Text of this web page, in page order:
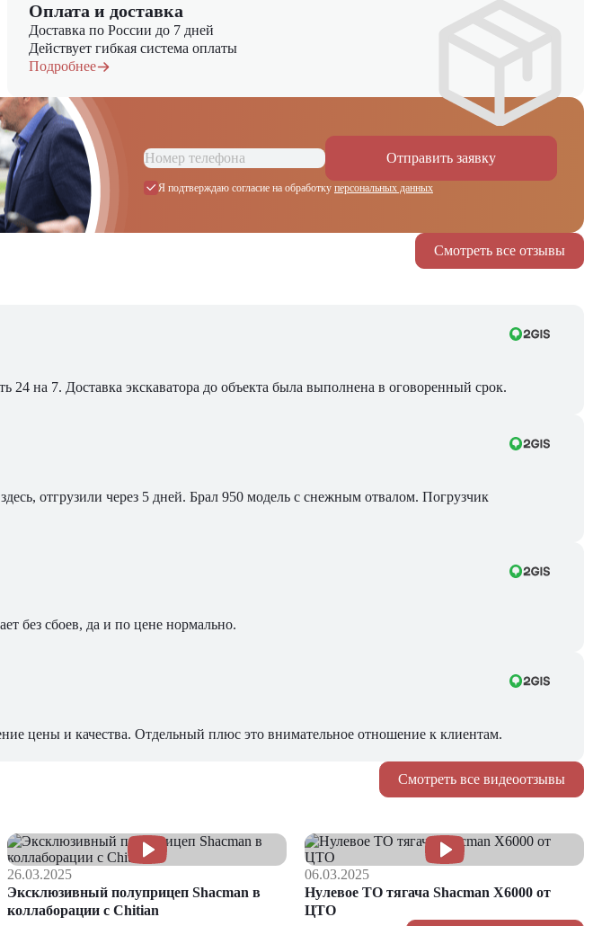
Оплата и доставка
Доставка по России до 7 дней
Действует гибкая система оплаты
Подробнее
Отправить заявку
Я подтверждаю согласие на обработку персональных данных
Смотреть все отзывы
24 на 7. Доставка экскаватора до объекта была выполнена в оговоренный срок.
отгрузили через 5 дней. Брал 950 модель с снежным отвалом. Погрузчик
без сбоев, да и по цене нормально.
цены и качества. Отдельный плюс это внимательное отношение к клиентам.
Смотреть все видеоотзывы
26.03.2025
Эксклюзивный полуприцеп Shacman в
коллаборации с Chitian
06.03.2025
Нулевое ТО тягача Shacman Х6000 от
ЦТО